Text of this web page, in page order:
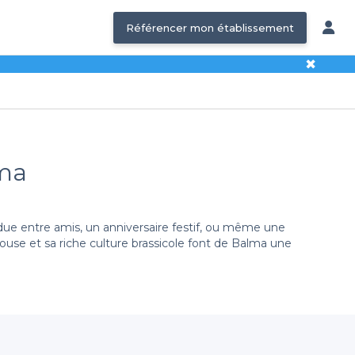
Référencer mon établissement
✖
entre amis, un anniversaire festif, ou même une
et sa riche culture brassicole font de Balma une
variée de bars à bières à Balma. Que vous
avez besoin. De plus, vous avez accès à des